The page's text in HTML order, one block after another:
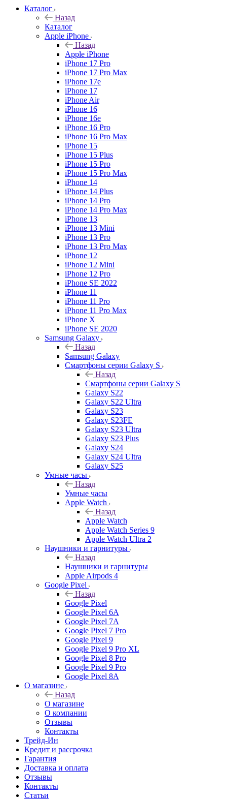
Каталог
Назад
Каталог
Apple iPhone
Назад
Apple iPhone
iPhone 17 Pro
iPhone 17 Pro Max
iPhone 17e
iPhone 17
iPhone Air
iPhone 16
iPhone 16e
iPhone 16 Pro
iPhone 16 Pro Max
iPhone 15
iPhone 15 Plus
iPhone 15 Pro
iPhone 15 Pro Max
iPhone 14
iPhone 14 Plus
iPhone 14 Pro
iPhone 14 Pro Max
iPhone 13
iPhone 13 Mini
iPhone 13 Pro
iPhone 13 Pro Max
iPhone 12
iPhone 12 Mini
iPhone 12 Pro
iPhone SE 2022
iPhone 11
iPhone 11 Pro
iPhone 11 Pro Max
iPhone X
iPhone SE 2020
Samsung Galaxy
Назад
Samsung Galaxy
Смартфоны серии Galaxy S
Назад
Смартфоны серии Galaxy S
Galaxy S22
Galaxy S22 Ultra
Galaxy S23
Galaxy S23FE
Galaxy S23 Ultra
Galaxy S23 Plus
Galaxy S24
Galaxy S24 Ultra
Galaxy S25
Умные часы
Назад
Умные часы
Apple Watch
Назад
Apple Watch
Apple Watch Series 9
Apple Watch Ultra 2
Наушники и гарнитуры
Назад
Наушники и гарнитуры
Apple Airpods 4
Google Pixel
Назад
Google Pixel
Google Pixel 6A
Google Pixel 7А
Google Pixel 7 Pro
Google Pixel 9
Google Pixel 9 Pro XL
Google Pixel 8 Pro
Google Pixel 9 Pro
Google Pixel 8A
О магазине
Назад
О магазине
О компании
Отзывы
Контакты
Трейд-Ин
Кредит и рассрочка
Гарантия
Доставка и оплата
Отзывы
Контакты
Статьи